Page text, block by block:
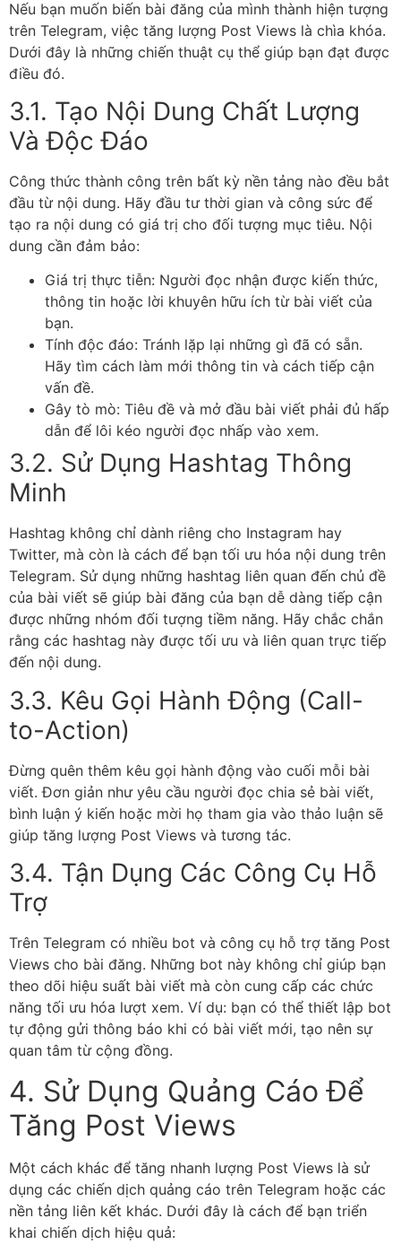
Nếu bạn muốn biến bài đăng của mình thành hiện tượng
trên Telegram, việc tăng lượng Post Views là chìa khóa.
Dưới đây là những chiến thuật cụ thể giúp bạn đạt được
điều đó.
3.1. Tạo Nội Dung Chất Lượng
Và Độc Đáo
Công thức thành công trên bất kỳ nền tảng nào đều bắt
đầu từ nội dung. Hãy đầu tư thời gian và công sức để
tạo ra nội dung có giá trị cho đối tượng mục tiêu. Nội
dung cần đảm bảo:
Giá trị thực tiễn: Người đọc nhận được kiến thức,
thông tin hoặc lời khuyên hữu ích từ bài viết của
bạn.
Tính độc đáo: Tránh lặp lại những gì đã có sẵn.
Hãy tìm cách làm mới thông tin và cách tiếp cận
vấn đề.
Gây tò mò: Tiêu đề và mở đầu bài viết phải đủ hấp
dẫn để lôi kéo người đọc nhấp vào xem.
3.2. Sử Dụng Hashtag Thông
Minh
Hashtag không chỉ dành riêng cho Instagram hay
Twitter, mà còn là cách để bạn tối ưu hóa nội dung trên
Telegram. Sử dụng những hashtag liên quan đến chủ đề
của bài viết sẽ giúp bài đăng của bạn dễ dàng tiếp cận
được những nhóm đối tượng tiềm năng. Hãy chắc chắn
rằng các hashtag này được tối ưu và liên quan trực tiếp
đến nội dung.
3.3. Kêu Gọi Hành Động (Call-
to-Action)
Đừng quên thêm kêu gọi hành động vào cuối mỗi bài
viết. Đơn giản như yêu cầu người đọc chia sẻ bài viết,
bình luận ý kiến hoặc mời họ tham gia vào thảo luận sẽ
giúp tăng lượng Post Views và tương tác.
3.4. Tận Dụng Các Công Cụ Hỗ
Trợ
Trên Telegram có nhiều bot và công cụ hỗ trợ tăng Post
Views cho bài đăng. Những bot này không chỉ giúp bạn
theo dõi hiệu suất bài viết mà còn cung cấp các chức
năng tối ưu hóa lượt xem. Ví dụ: bạn có thể thiết lập bot
tự động gửi thông báo khi có bài viết mới, tạo nên sự
quan tâm từ cộng đồng.
4. Sử Dụng Quảng Cáo Để
Tăng Post Views
Một cách khác để tăng nhanh lượng Post Views là sử
dụng các chiến dịch quảng cáo trên Telegram hoặc các
nền tảng liên kết khác. Dưới đây là cách để bạn triển
khai chiến dịch hiệu quả: